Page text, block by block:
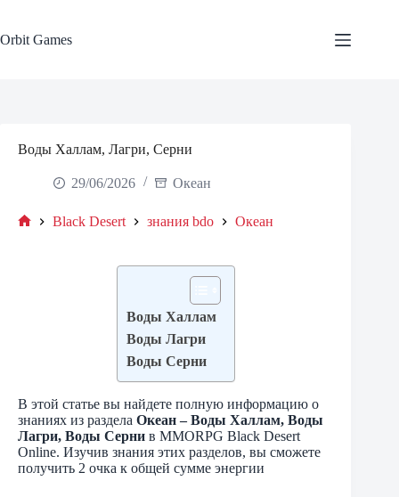
content
Orbit Games
Воды Халлам, Лагри, Серни
29/06/2026 Океан
Black Desert знания bdo Океан
Воды Халлам
Воды Лагри
Воды Серни
В этой статье вы найдете полную информацию о
знаниях из раздела Океан – Воды Халлам, Воды
Лагри, Воды Серни в MMORPG Black Desert
Online. Изучив знания этих разделов, вы сможете
получить 2 очка к общей сумме энергии